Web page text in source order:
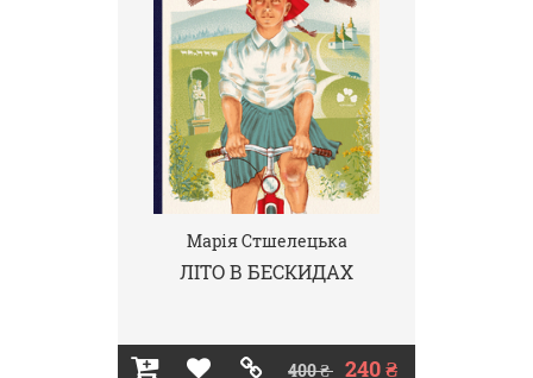
Марія Стшелецька
ЛІТО В БЕСКИДАХ
400 ₴ 240 ₴